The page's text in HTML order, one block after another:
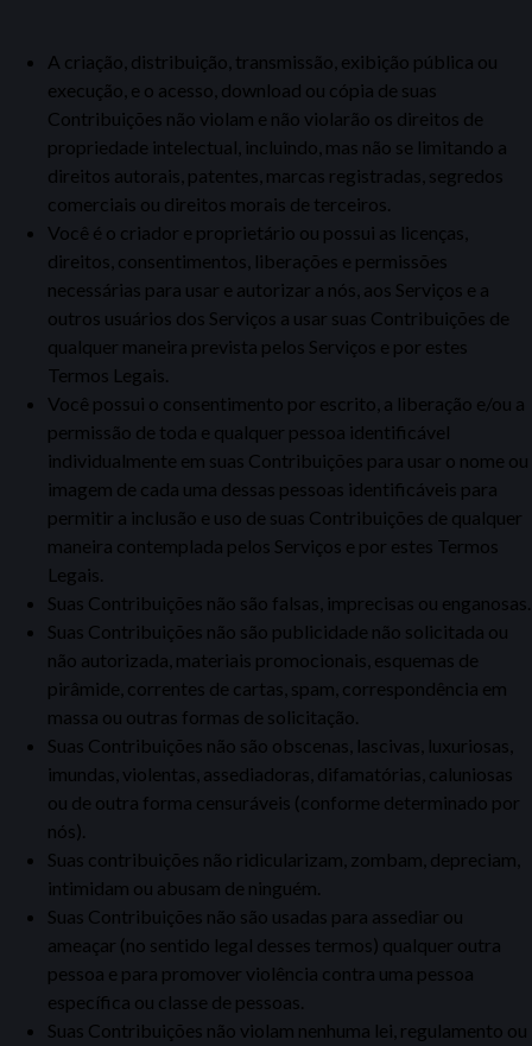
A criação, distribuição, transmissão, exibição pública ou
execução, e o acesso, download ou cópia de suas
Contribuições não violam e não violarão os direitos de
propriedade intelectual, incluindo, mas não se limitando a
direitos autorais, patentes, marcas registradas, segredos
comerciais ou direitos morais de terceiros.
Você é o criador e proprietário ou possui as licenças,
direitos, consentimentos, liberações e permissões
necessárias para usar e autorizar a nós, aos Serviços e a
outros usuários dos Serviços a usar suas Contribuições de
qualquer maneira prevista pelos Serviços e por estes
Termos Legais.
Você possui o consentimento por escrito, a liberação e/ou a
permissão de toda e qualquer pessoa identificável
individualmente em suas Contribuições para usar o nome ou
imagem de cada uma dessas pessoas identificáveis para
permitir a inclusão e uso de suas Contribuições de qualquer
maneira contemplada pelos Serviços e por estes Termos
Legais.
Suas Contribuições não são falsas, imprecisas ou enganosas.
Suas Contribuições não são publicidade não solicitada ou
não autorizada, materiais promocionais, esquemas de
pirâmide, correntes de cartas, spam, correspondência em
massa ou outras formas de solicitação.
Suas Contribuições não são obscenas, lascivas, luxuriosas,
imundas, violentas, assediadoras, difamatórias, caluniosas
ou de outra forma censuráveis (conforme determinado por
nós).
Suas contribuições não ridicularizam, zombam, depreciam,
intimidam ou abusam de ninguém.
Suas Contribuições não são usadas para assediar ou
ameaçar (no sentido legal desses termos) qualquer outra
pessoa e para promover violência contra uma pessoa
específica ou classe de pessoas.
Suas Contribuições não violam nenhuma lei, regulamento ou